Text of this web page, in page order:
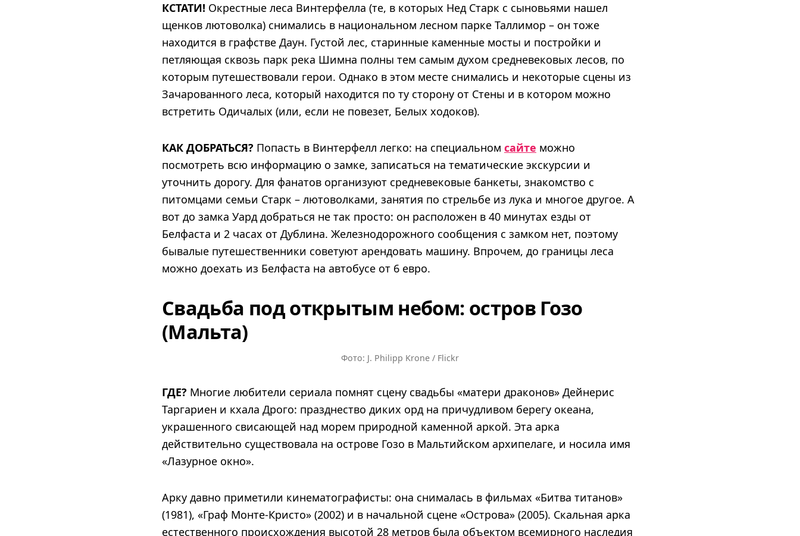
КСТАТИ! Окрестные леса Винтерфелла (те, в которых Нед Старк с сыновьями нашел
щенков лютоволка) снимались в национальном лесном парке Таллимор – он тоже
находится в графстве Даун. Густой лес, старинные каменные мосты и постройки и
петляющая сквозь парк река Шимна полны тем самым духом средневековых лесов, по
которым путешествовали герои. Однако в этом месте снимались и некоторые сцены из
Зачарованного леса, который находится по ту сторону от Стены и в котором можно
встретить Одичалых (или, если не повезет, Белых ходоков).
КАК ДОБРАТЬСЯ? Попасть в Винтерфелл легко: на специальном сайте можно
посмотреть всю информацию о замке, записаться на тематические экскурсии и
уточнить дорогу. Для фанатов организуют средневековые банкеты, знакомство с
питомцами семьи Старк – лютоволками, занятия по стрельбе из лука и многое другое. А
вот до замка Уард добраться не так просто: он расположен в 40 минутах езды от
Белфаста и 2 часах от Дублина. Железнодорожного сообщения с замком нет, поэтому
бывалые путешественники советуют арендовать машину. Впрочем, до границы леса
можно доехать из Белфаста на автобусе от 6 евро.
Свадьба под открытым небом: остров Гозо
(Мальта)
Фото: J. Philipp Krone / Flickr
ГДЕ? Многие любители сериала помнят сцену свадьбы «матери драконов» Дейнерис
Таргариен и кхала Дрого: празднество диких орд на причудливом берегу океана,
украшенного свисающей над морем природной каменной аркой. Эта арка
действительно существовала на острове Гозо в Мальтийском архипелаге, и носила имя
«Лазурное окно».
Арку давно приметили кинематографисты: она снималась в фильмах «Битва титанов»
(1981), «Граф Монте-Кристо» (2002) и в начальной сцене «Острова» (2005). Скальная арка
естественного происхождения высотой 28 метров была объектом всемирного наследия